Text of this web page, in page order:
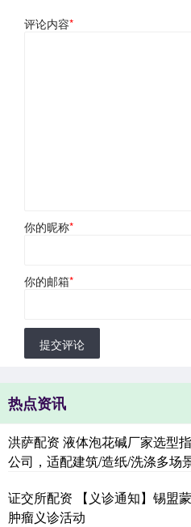
评论内容*
你的昵称*
你的邮箱*
提交评论
热点资讯
洪萨配资 液体泡花碱厂家选型
公司，适配建筑/造纸/洗涤多场
证交所配资 【义诊通知】锡盟
肿瘤义诊活动